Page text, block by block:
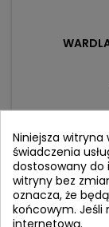
- 15,59 zł
Niniejsza witryna
świadczenia
dostosowany do
witryny bez
oznacza, że
końcowym. Jeśli
internetową.